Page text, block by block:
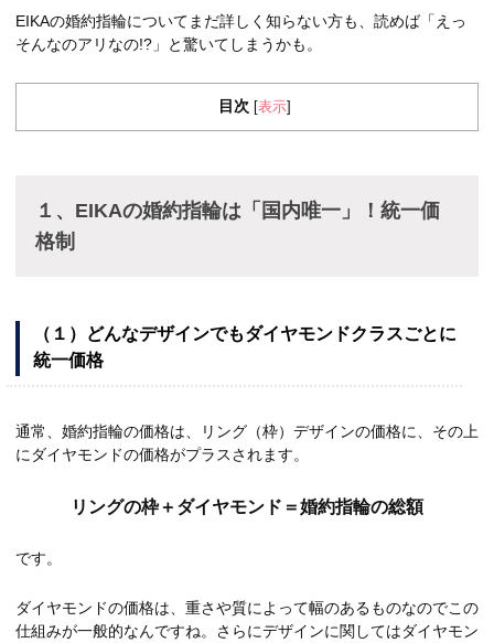
EIKAの婚約指輪についてまだ詳しく知らない方も、読めば「えっ
そんなのアリなの!?」と驚いてしまうかも。
目次 [表示]
１、EIKAの婚約指輪は「国内唯一」！統一価
格制
（１）どんなデザインでもダイヤモンドクラスごとに
統一価格
通常、婚約指輪の価格は、リング（枠）デザインの価格に、その上
にダイヤモンドの価格がプラスされます。
リングの枠＋ダイヤモンド＝婚約指輪の総額
です。
ダイヤモンドの価格は、重さや質によって幅のあるものなのでこの
仕組みが一般的なんですね。さらにデザインに関してはダイヤモン